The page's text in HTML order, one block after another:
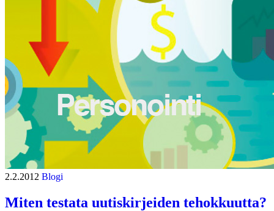
2.2.2012 Blogi
Miten testata uutiskirjeiden tehokkuutta?